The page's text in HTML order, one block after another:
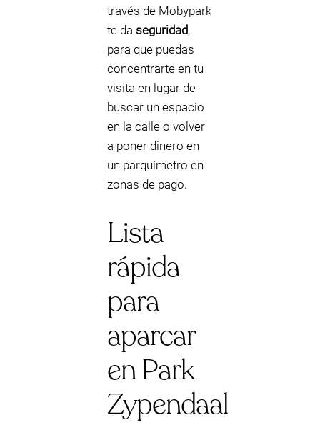
través de Mobypark
te da seguridad,
para que puedas
concentrarte en tu
visita en lugar de
buscar un espacio
en la calle o volver
a poner dinero en
un parquímetro en
zonas de pago.
Lista
rápida
para
aparcar
en Park
Zypendaal